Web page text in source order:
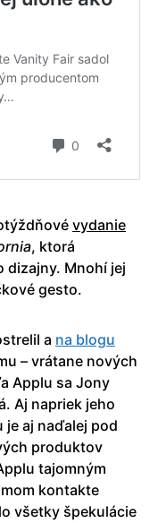
vydanie
, ktorá
dizajny. Mnohí jej
gesto.
a na blogu
– vrátane nových
Applu sa Jony
Aj napriek jeho
aj naďalej pod
produktov
tajomným
kontakte
všetky špekulácie